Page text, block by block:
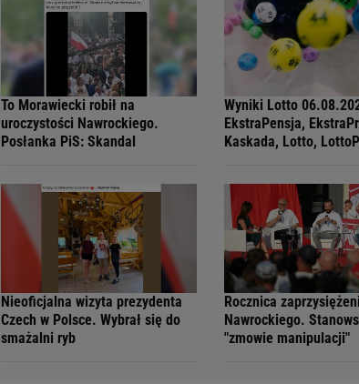
To Morawiecki robił na
uroczystości Nawrockiego.
Posłanka PiS: Skandal
Wyniki Lotto
EkstraPensja,
Kaskada, Lotto,
Nieoficjalna wizyta prezydenta
Czech w Polsce. Wybrał się do
smażalni ryb
Rocznica
Nawrockiego.
"zmowie manipulacji"